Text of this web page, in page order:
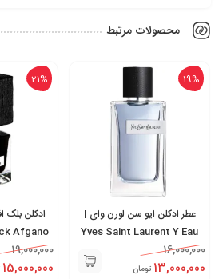
محصولات مرتبط
21%
ادکلن بلک افغان – بلک افگانو |
Nasomatto Black Afgano
19,000,000
15,000,000 تومان
21%
عطر
14,000,000
11,000,000